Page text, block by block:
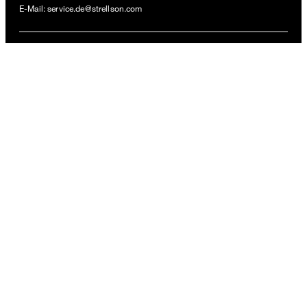
E-Mail:service.de@strellson.com